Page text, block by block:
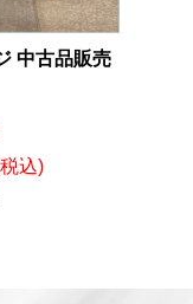
中古品販売
込)